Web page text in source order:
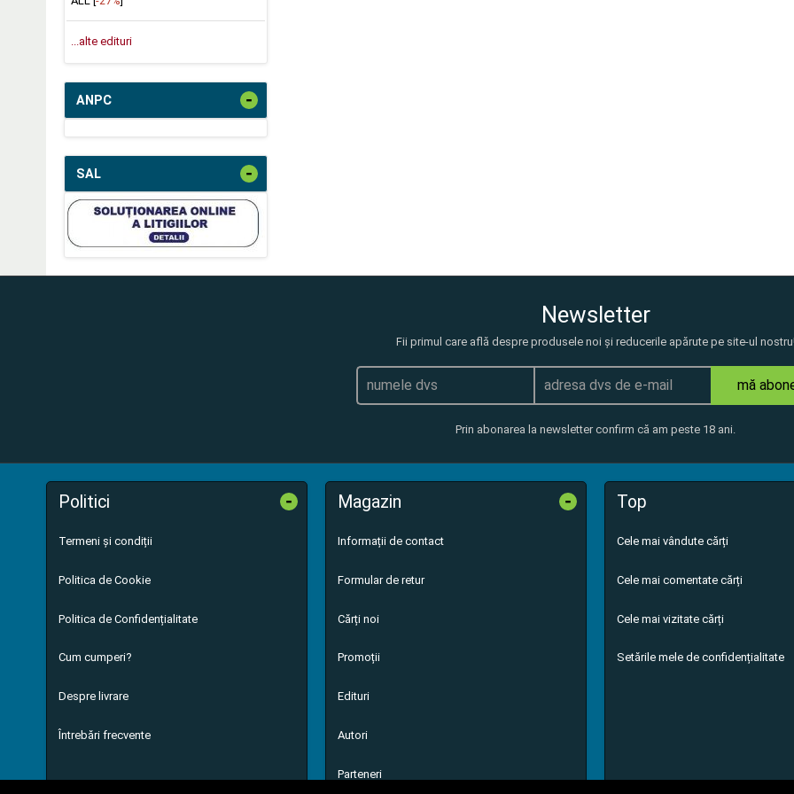
...alte edituri
ANPC -
SAL -
Newsletter
Fii primul care află despre produsele noi și reducerile apărute pe site-ul nostru!
mă
Prin abonarea la newsletter confirm că am peste 18 ani.
Politici -
Termeni și condiții
Politica de Cookie
Politica de Confidențialitate
Cum cumperi?
Despre livrare
Întrebări frecvente
Magazin -
Informații de contact
Formular de retur
Cărți noi
Promoții
Edituri
Autori
Parteneri
Top
Cele mai vândute cărți
Cele mai comentate cărți
Cele mai vizitate cărți
Setările mele de confidențialitate